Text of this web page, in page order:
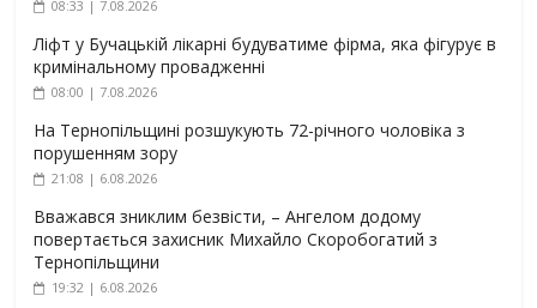
08:33 | 7.08.2026
Ліфт у Бучацькій лікарні будуватиме фірма, яка фігурує в
кримінальному провадженні
08:00 | 7.08.2026
На Тернопільщині розшукують 72-річного чоловіка з
порушенням зору
21:08 | 6.08.2026
Вважався зниклим безвісти, – Ангелом додому
повертається захисник Михайло Скоробогатий з
Тернопільщини
19:32 | 6.08.2026